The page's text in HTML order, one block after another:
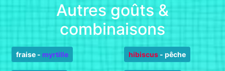
Autres goûts &
combinaisons
fraise - myrtille hibiscus - pêche